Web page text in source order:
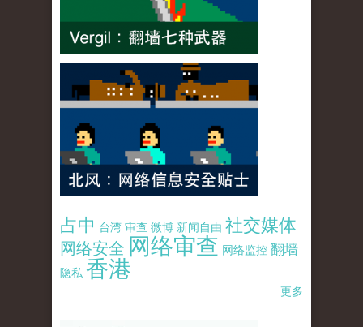
占中 台湾 审查 微博 新闻自由 社交媒体
网络安全 网络审查 网络监控 翻墙
隐私 香港
更多